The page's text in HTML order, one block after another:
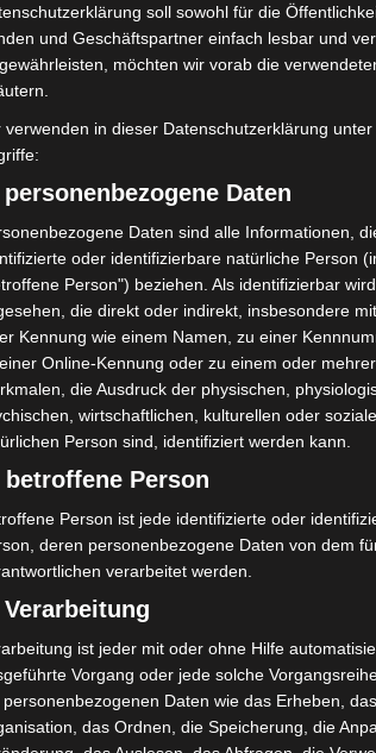
municipal de Soliman
17' Tor
A. Hadhri
20' Tor
Z. Ounalli
43'
82'
Tor
F. Winley Zahui Ulrich
Union Sportive de
M A. Hadhri
M Z. Ounalli
O
soll sowohl für die
und Geschäftspartner einfach lesbar und
möchten wir vorab die
verwenden in dieser Datenschutzerklärung
personenbezogene Daten
Daten sind alle Informationen,
oder identifizierbare natürliche Person
Person") beziehen. Als identifizierbar
die direkt oder indirekt, insbesondere
Kennung wie einem Namen, zu einer
Online-Kennung oder zu einem oder
die Ausdruck der physischen,
wirtschaftlichen, kulturellen oder
Person sind, identifiziert werden kann.
betroffene Person
Person ist jede identifizierte oder
deren personenbezogene Daten von dem
verarbeitet werden.
ist jeder mit oder ohne Hilfe
Vorgang oder jede solche
personenbezogenen Daten wie das Erheben,
das Ordnen, die Speicherung, die